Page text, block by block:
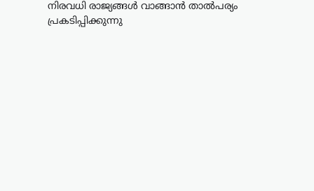
നിരവധി രാജ്യങ്ങൾ വാങ്ങാൻ താൽപര്യം
പ്രകടിപ്പിക്കുന്നു